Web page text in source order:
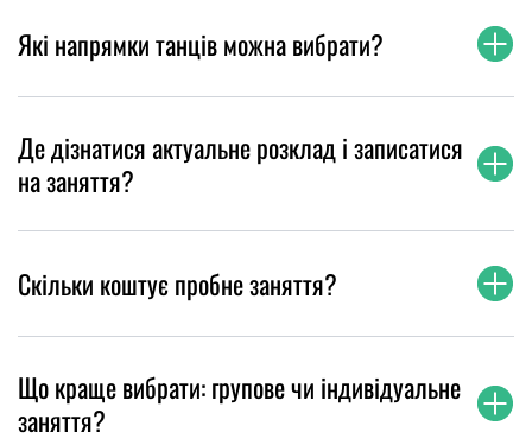
Які напрямки танців можна вибрати?
Де дізнатися актуальне розклад і записатися
на заняття?
Скільки коштує пробне заняття?
Що краще вибрати: групове чи індивідуальне
заняття?